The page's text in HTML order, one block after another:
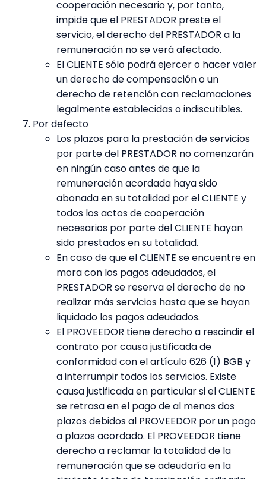
cooperación necesario y, por tanto,
impide que el PRESTADOR preste el
servicio, el derecho del PRESTADOR a la
remuneración no se verá afectado.
El CLIENTE sólo podrá ejercer o hacer valer
un derecho de compensación o un
derecho de retención con reclamaciones
legalmente establecidas o indiscutibles.
Por defecto
Los plazos para la prestación de servicios
por parte del PRESTADOR no comenzarán
en ningún caso antes de que la
remuneración acordada haya sido
abonada en su totalidad por el CLIENTE y
todos los actos de cooperación
necesarios por parte del CLIENTE hayan
sido prestados en su totalidad.
En caso de que el CLIENTE se encuentre en
mora con los pagos adeudados, el
PRESTADOR se reserva el derecho de no
realizar más servicios hasta que se hayan
liquidado los pagos adeudados.
El PROVEEDOR tiene derecho a rescindir el
contrato por causa justificada de
conformidad con el artículo 626 (1) BGB y
a interrumpir todos los servicios. Existe
causa justificada en particular si el CLIENTE
se retrasa en el pago de al menos dos
plazos debidos al PROVEEDOR por un pago
a plazos acordado. El PROVEEDOR tiene
derecho a reclamar la totalidad de la
remuneración que se adeudaría en la